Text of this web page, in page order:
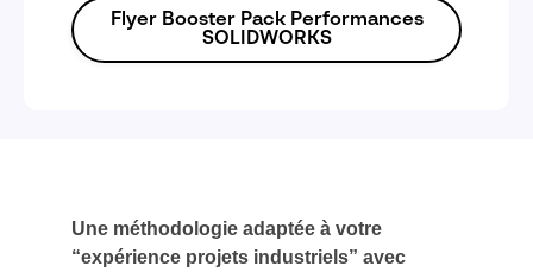
Flyer Booster Pack Performances
SOLIDWORKS
Une méthodologie adaptée à votre
“expérience projets industriels” avec